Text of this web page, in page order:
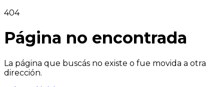
404
Página no encontrada
La página que buscás no existe o fue movida a otra
dirección.